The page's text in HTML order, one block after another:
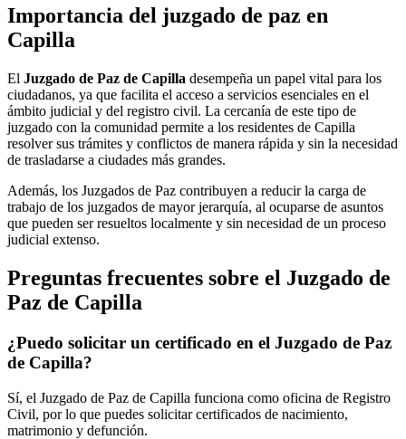
Importancia del juzgado de paz en
Capilla
El Juzgado de Paz de Capilla desempeña un papel vital para los
ciudadanos, ya que facilita el acceso a servicios esenciales en el
ámbito judicial y del registro civil. La cercanía de este tipo de
juzgado con la comunidad permite a los residentes de Capilla
resolver sus trámites y conflictos de manera rápida y sin la necesidad
de trasladarse a ciudades más grandes.
Además, los Juzgados de Paz contribuyen a reducir la carga de
trabajo de los juzgados de mayor jerarquía, al ocuparse de asuntos
que pueden ser resueltos localmente y sin necesidad de un proceso
judicial extenso.
Preguntas frecuentes sobre el Juzgado de
Paz de Capilla
¿Puedo solicitar un certificado en el Juzgado de Paz
de Capilla?
Sí, el Juzgado de Paz de Capilla funciona como oficina de Registro
Civil, por lo que puedes solicitar certificados de nacimiento,
matrimonio y defunción.